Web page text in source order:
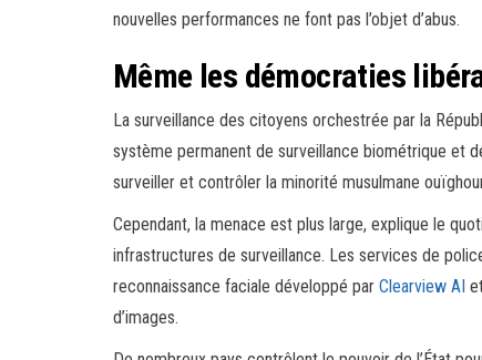
nouvelles performances ne font pas l’objet d’abus.
Même les démocraties
La surveillance des citoyens orchestrée par la
système permanent de surveillance biométrique et
surveiller et contrôler la minorité musulmane
Cependant, la menace est plus large, explique le
infrastructures de surveillance. Les services de
reconnaissance faciale développé par Clearview AI
d’images.